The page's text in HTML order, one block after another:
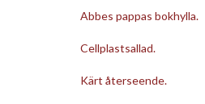
Abbes pappas bokhylla.
Cellplastsallad.
Kärt återseende.